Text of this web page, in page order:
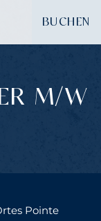
BUCHEN
M/W
Pointe